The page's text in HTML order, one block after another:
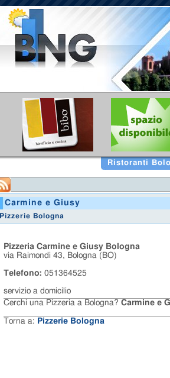
Carmine e Giusy
Pizzerie Bologna
Pizzeria Carmine e Giusy Bologna
via Raimondi 43, Bologna (BO)
Telefono: 051364525
servizio a domicilio
Cerchi una Pizzeria a Bologna? Carmine e
Torna a: Pizzerie Bologna
Ristoranti